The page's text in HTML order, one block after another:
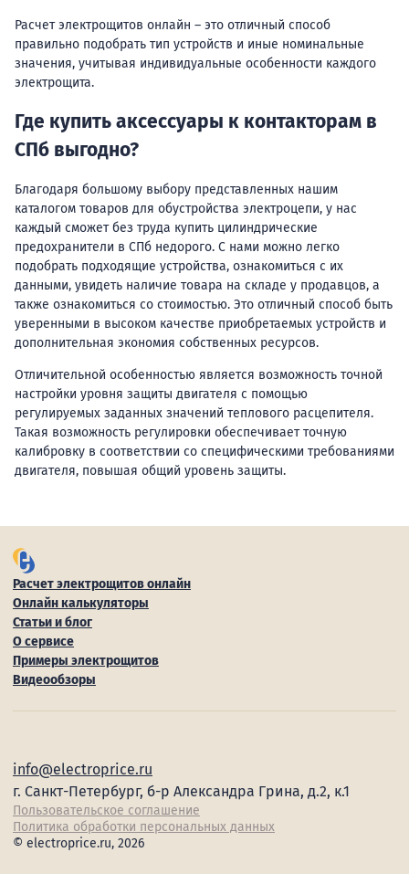
Расчет электрощитов онлайн – это отличный способ
правильно подобрать тип устройств и иные номинальные
значения, учитывая индивидуальные особенности каждого
электрощита.
Где купить аксессуары к контакторам в
СПб выгодно?
Благодаря большому выбору представленных нашим
каталогом товаров для обустройства электроцепи, у нас
каждый сможет без труда купить цилиндрические
предохранители в СПб недорого. С нами можно легко
подобрать подходящие устройства, ознакомиться с их
данными, увидеть наличие товара на складе у продавцов, а
также ознакомиться со стоимостью. Это отличный способ быть
уверенными в высоком качестве приобретаемых устройств и
дополнительная экономия собственных ресурсов.
Отличительной особенностью является возможность точной
настройки уровня защиты двигателя с помощью
регулируемых заданных значений теплового расцепителя.
Такая возможность регулировки обеспечивает точную
калибровку в соответствии со специфическими требованиями
двигателя, повышая общий уровень защиты.
Расчет электрощитов онлайн
Онлайн калькуляторы
Статьи и блог
О сервисе
Примеры электрощитов
Видеообзоры
info@electroprice.ru
г. Санкт-Петербург, б-р Александра Грина, д.2, к.1
Пользовательское соглашение
Политика обработки персональных данных
© electroprice.ru, 2026